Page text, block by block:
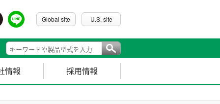
Global site U.S. site
情報 採用情報